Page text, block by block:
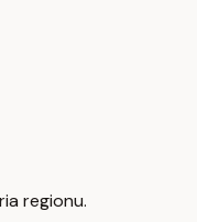
regionu.